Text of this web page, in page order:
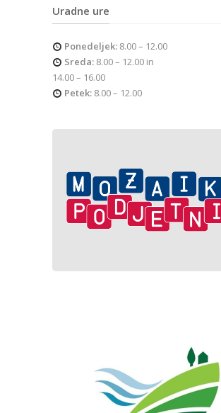
Uradne ure
Ponedeljek: 8.00 – 12.00
Sreda: 8.00 – 12.00 in
14.00 – 16.00
Petek: 8.00 – 12.00